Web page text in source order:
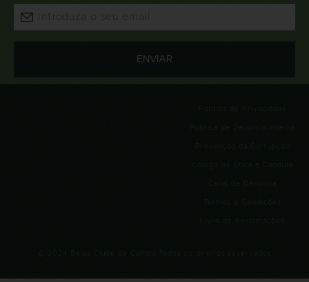
Email
*